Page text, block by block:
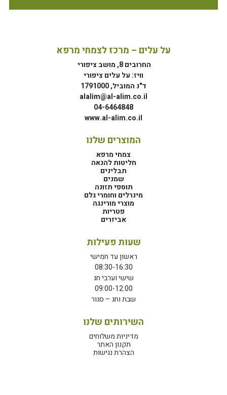
על עלים – מרכז לצמחי מרפא
החרובים 8, מושב ציפורי
וויז: על עלים ציפורי
ד"נ המוביל, 1791000
alalim@al-alim.co.il
04-6464848
www.al-alim.co.il
המוצרים שלנו
צמחי מרפא
חליטות להנאה
תבלינים
שמנים
תוספי תזונה
מינרלים וחומרי גלם
מוצרי מורינגה
פטריות
אביזרים
שעות פעילות
ראשון עד חמישי
08:30-16:30
שישי וערבי חג
09:00-12:00
שבת וחג – סגור
השירותים שלנו
מדיניות משלוחים
תקנון האתר
הצהרת נגישות